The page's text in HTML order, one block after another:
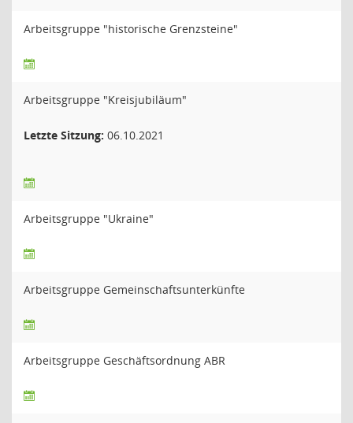
Arbeitsgruppe "historische Grenzsteine"
Arbeitsgruppe "Kreisjubiläum"
Letzte Sitzung: 06.10.2021
Arbeitsgruppe "Ukraine"
Arbeitsgruppe Gemeinschaftsunterkünfte
Arbeitsgruppe Geschäftsordnung ABR